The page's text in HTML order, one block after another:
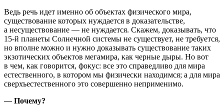
Ведь речь идет именно об объектах физического мира,
существование которых нуждается в доказательстве,
а несуществование — не нуждается. Скажем, доказывать, что
15-й планеты Солнечной системы не существует, не требуется,
но вполне можно и нужно доказывать существование таких
экзотических объектов мегамира, как черные дыры. Но вот
в чем, как говорится, фокус: все это справедливо для мира
естественного, в котором мы физически находимся; а для мира
сверхъестественного это совершенно неприменимо.
— Почему?